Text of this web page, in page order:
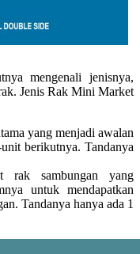
mengenali jenisnya,
Jenis Rak Mini Market
yang menjadi awalan
berikutnya. Tandanya
sambungan yang
untuk mendapatkan
Tandanya hanya ada 1